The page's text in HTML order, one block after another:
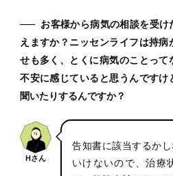
── お客様から病気の相談を受
えますか？ニッセンライフは持
せも多く、とくに病気のことって
不安に感じていると思うんです
聞いたりするんですか？
Hさん
告知書に該当するか
いけないので、治療